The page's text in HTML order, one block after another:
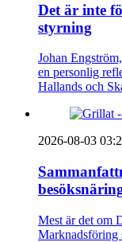
Det är inte
styrning
Johan
en personlig
Hallands och
2026-08-03
Mest är det om
Marknadsföring